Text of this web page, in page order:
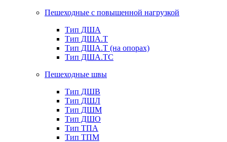
Пешеходные с повышенной нагрузкой
Тип ДША
Тип ДША.Т
Тип ДША.Т (на опорах)
Тип ДША.ТС
Пешеходные швы
Тип ДШВ
Тип ДШЛ
Тип ДШМ
Тип ДШО
Тип ТПА
Тип ТПМ